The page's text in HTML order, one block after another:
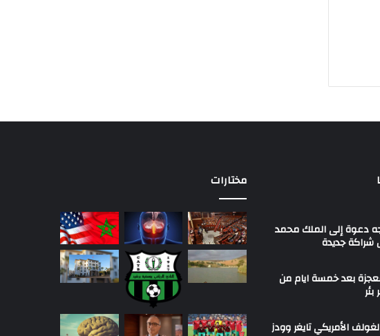
دعوة إلى الملك محمد
جديدة
بعد خمسة ايام من
الأمريكي تايغر وودز
مختارات